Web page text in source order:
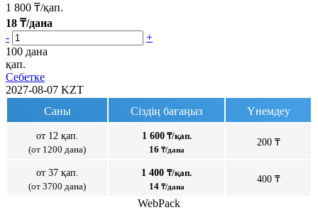
1 800 ₸/қап.
18 ₸/дана
-
+
100 дана
қап.
Себетке
2027-08-07 KZT
Саны
Сіздің бағаңыз Үнемдеу
от 12 қап.
(от 1200 дана)
1 600₸/қап.
16 ₸/дана
200 ₸
от 37 қап.
(от 3700 дана)
1 400 ₸/қап.
14 ₸/дана
400 ₸
WebPack